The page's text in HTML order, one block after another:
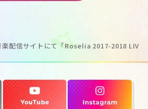
楽配信サイトにて「Roselia 2017-2018